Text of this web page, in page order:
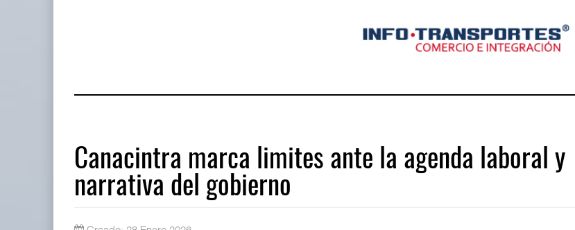
Canacintra marca limites ante la agenda laboral y
narrativa del gobierno
Miguel Ángel Bres encabezará seguri ...